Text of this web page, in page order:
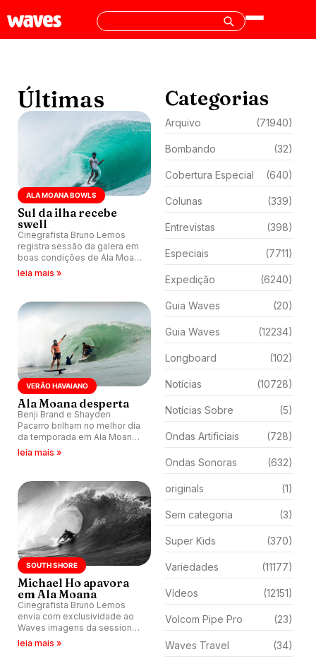
Últimas
ALA MOANA BOWLS
Sul da ilha recebe
swell
Cinegrafista Bruno Lemos
registra sessão da galera em
boas condições de Ala Moana
Bowls, Havaí.
leia mais »
VERÃO HAVAIANO
Ala Moana desperta
Benji Brand e Shayden
Pacarro brilham no melhor dia
da temporada em Ala Moana
Bowls. Ondas de 2,5. Jamie
leia mais »
SOUTH SHORE
Michael Ho apavora
em Ala Moana
Cinegrafista Bruno Lemos
envia com exclusividade ao
Waves imagens da session
do último dia 15 em Ala Moana
leia mais »
Categorias
Arquivo (71940)
Bombando (32)
Cobertura Especial (640)
Colunas (339)
Entrevistas (398)
Especiais (7711)
Expedição (6240)
Guia Waves (20)
Guia Waves (12234)
Longboard (102)
Notícias (10728)
Notícias Sobre (5)
Ondas Artificiais (728)
Ondas Sonoras (632)
originals (1)
Sem categoria (3)
Super Kids (370)
Variedades (11177)
Vídeos (12151)
Volcom Pipe Pro (23)
Waves Travel (34)